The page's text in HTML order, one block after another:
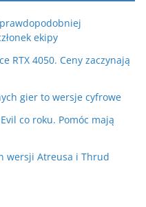
ekipy
RTX 4050. Ceny zaczynają
gier to wersje cyfrowe
co roku. Pomóc mają
wersji Atreusa i Thrud